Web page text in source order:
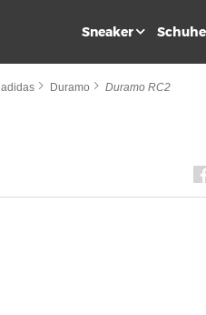
Sneaker Schuhe
adidas Duramo Duramo RC2